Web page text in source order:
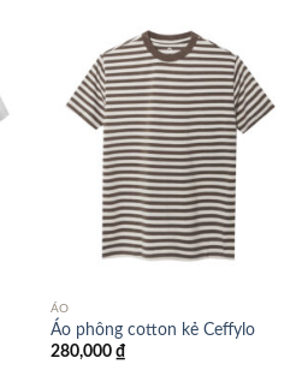
ÁO
Áo phông cotton kẻ Ceffylo
280,000 ₫